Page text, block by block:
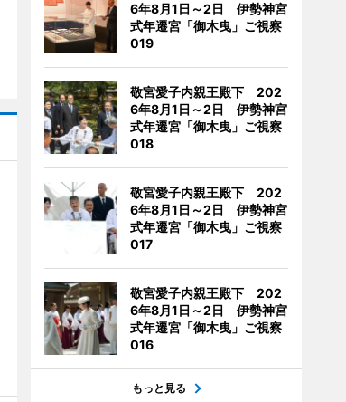
6年8月1日～2日 伊勢神宮
式年遷宮「御木曳」ご視察
019
敬宮愛子内親王殿下 202
6年8月1日～2日 伊勢神宮
式年遷宮「御木曳」ご視察
018
敬宮愛子内親王殿下 202
6年8月1日～2日 伊勢神宮
式年遷宮「御木曳」ご視察
017
敬宮愛子内親王殿下 202
6年8月1日～2日 伊勢神宮
式年遷宮「御木曳」ご視察
016
もっと見る